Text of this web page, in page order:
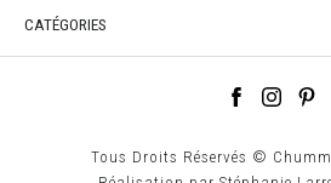
CATÉGORIES
Tous Droits Réservés ©